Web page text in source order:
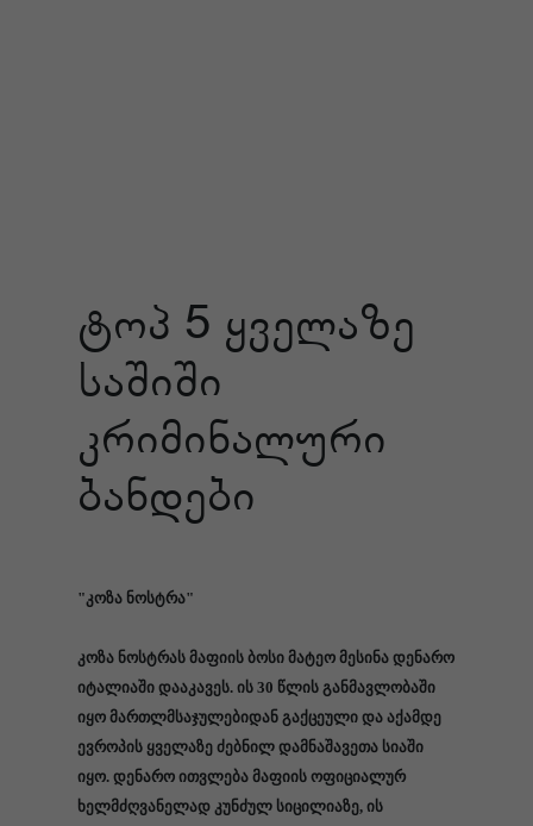
ტოპ 5 ყველაზე
საშიში
კრიმინალური
ბანდები
"კოზა ნოსტრა"
კოზა ნოსტრას მაფიის ბოსი მატეო მესინა დენარო
იტალიაში დააკავეს. ის 30 წლის განმავლობაში
იყო მართლმსაჯულებიდან გაქცეული და აქამდე
ევროპის ყველაზე ძებნილ დამნაშავეთა სიაში
იყო. დენარო ითვლება მაფიის ოფიციალურ
ხელმძღვანელად კუნძულ სიცილიაზე, ის